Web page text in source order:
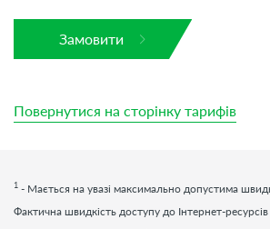
Замовити
Повернутися на сторінку тарифів
1 - Мається на увазі максимально допустима
Фактична швидкість доступу до Інтернет-ресурсів